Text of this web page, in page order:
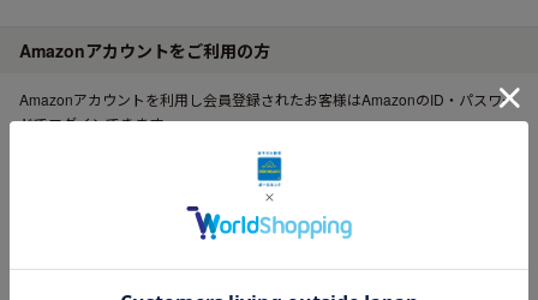
Amazonアカウントをご利用の方
Amazonアカウントを利用し会員登録されたお客様はAmazonのID・パスワー
ドでログインできます。